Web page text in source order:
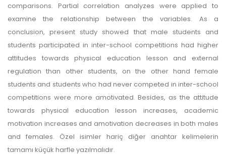
comparisons. Partial correlation analyzes were applied to
examine the relationship between the variables. As a
conclusion, present study showed that male students and
students participated in inter-school competitions had higher
attitudes towards physical education lesson and external
regulation than other students, on the other hand female
students and students who had never competed in inter-school
competitions were more amotivated. Besides, as the attitude
towards physical education lesson increases, academic
motivation increases and amotivation decreases in both males
and females. Özel isimler hariç diğer anahtar kelimelerin
tamamı küçük harfle yazılmalıdır.